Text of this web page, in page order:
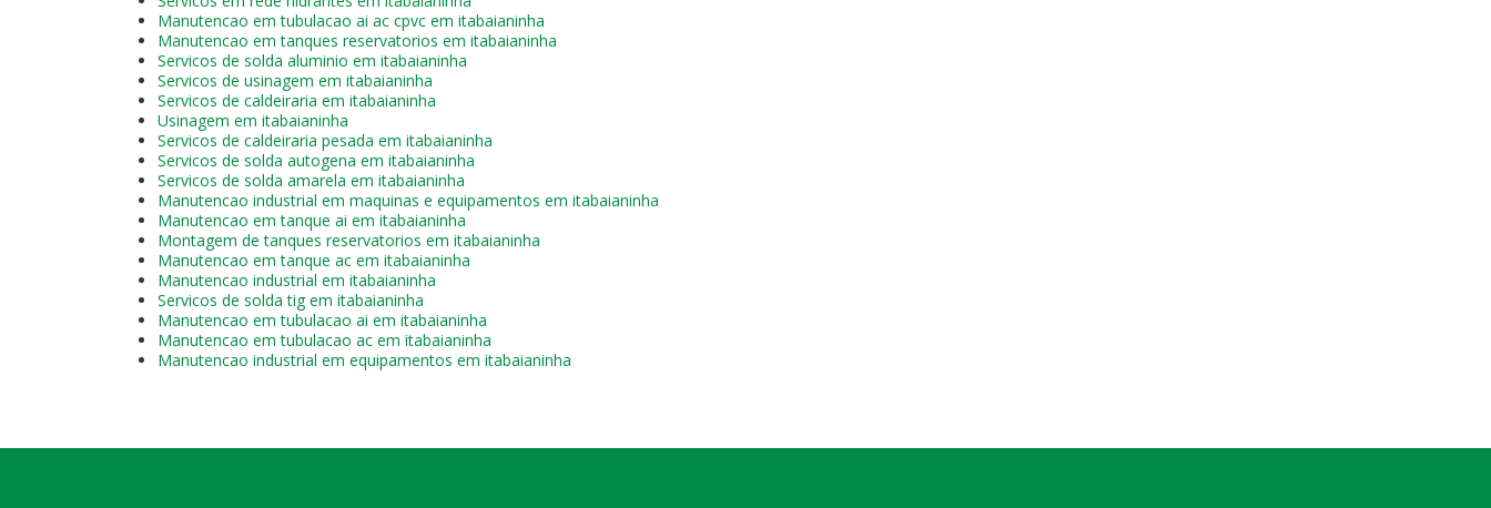
Manutencao em tubulacao ai ac cpvc em itabaianinha
Manutencao em tanques reservatorios em itabaianinha
Servicos de solda aluminio em itabaianinha
Servicos de usinagem em itabaianinha
Servicos de caldeiraria em itabaianinha
Usinagem em itabaianinha
Servicos de caldeiraria pesada em itabaianinha
Servicos de solda autogena em itabaianinha
Servicos de solda amarela em itabaianinha
Manutencao industrial em maquinas e equipamentos em itabaianinha
Manutencao em tanque ai em itabaianinha
Montagem de tanques reservatorios em itabaianinha
Manutencao em tanque ac em itabaianinha
Manutencao industrial em itabaianinha
Servicos de solda tig em itabaianinha
Manutencao em tubulacao ai em itabaianinha
Manutencao em tubulacao ac em itabaianinha
Manutencao industrial em equipamentos em itabaianinha